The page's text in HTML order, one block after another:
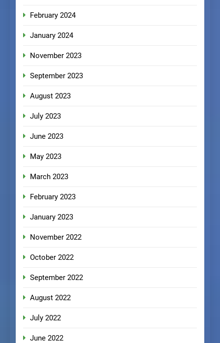
February 2024
January 2024
November 2023
September 2023
August 2023
July 2023
June 2023
May 2023
March 2023
February 2023
January 2023
November 2022
October 2022
September 2022
August 2022
July 2022
June 2022